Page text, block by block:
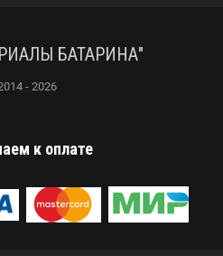
БАТАРИНА"
- 2026
к оплате